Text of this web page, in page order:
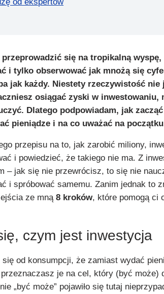
się na tropikalną
i tylko obserwować jak mnożą się
jak każdy. Niestety rzeczywistość nie
osiągać zyski w inwestowaniu,
Dlatego podpowiadam, jak
pieniądze i na co uważać na
przepisu na to, jak zarobić miliony,
i powiedzieć, że takiego nie ma. Z
– jak się nie przewrócisz, to się nie
i spróbować samemu. Zanim jednak to
ze mną8 kroków, które pomogą ci
czym jest inwestycja
od konsumpcji, że zamiast wydać
je na cel, który (być może)
„być może” pojawiło się tutaj